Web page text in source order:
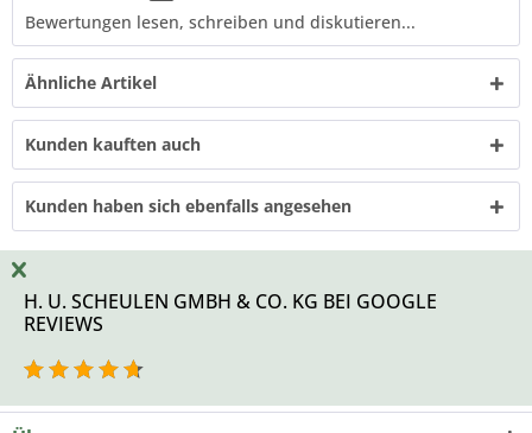
Bewertungen lesen, schreiben und diskutieren...
Ähnliche Artikel
Kunden kauften auch
Kunden haben sich ebenfalls angesehen
H. U. SCHEULEN GMBH & CO. KG BEI GOOGLE
REVIEWS